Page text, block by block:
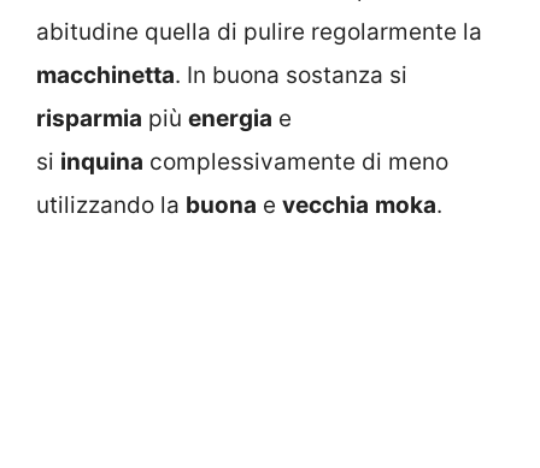
abitudine quella di pulire regolarmente la
macchinetta. In buona sostanza si
risparmia più energia e
si inquina complessivamente di meno
utilizzando la buona e vecchia moka.